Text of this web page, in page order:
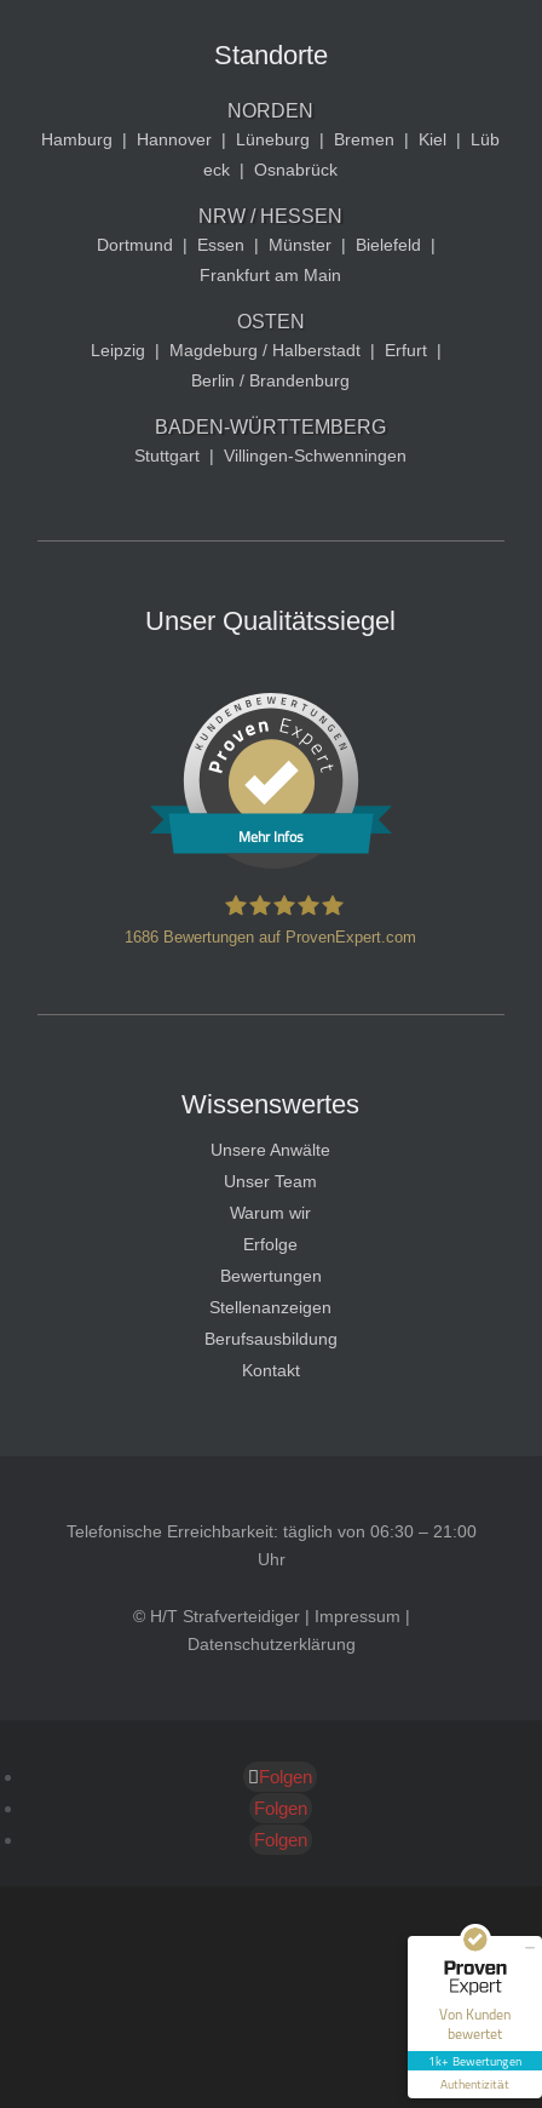
Standorte
NORDEN
Hamburg | Hannover | Lüneburg | Bremen | Kiel |
Lüb
eck | Osnabrück
NRW / HESSEN
Dortmund | Essen | Münster | Bielefeld
|
Frankfurt am Main
OSTEN
Leipzig | Magdeburg / Halberstadt | Erfurt |
Berlin / Brandenburg
BADEN-WÜRTTEMBERG
Stuttgart | Villingen-Schwenningen
Unser Qualitätssiegel
Mehr Infos
1686 Bewertungen auf ProvenExpert.com
Wissenswertes
Unsere Anwälte
Unser Team
Warum wir
Erfolge
Bewertungen
Stellenanzeigen
Berufsausbildung
Kontakt
Telefonische Erreichbarkeit: täglich von 06:30 – 21:00
Uhr
© H/T Strafverteidiger | Impressum |
Datenschutzerklärung
Folgen
Folgen
Folgen
Von Kunden
bewertet
1k+ Bewertungen
Authentizität
Kundenbewertungen und Erfahrungen zu
SEHR GUT
40
Bewertungen auf
ProvenExpert.com
Blick aufs ProvenExpert-Profil werfen